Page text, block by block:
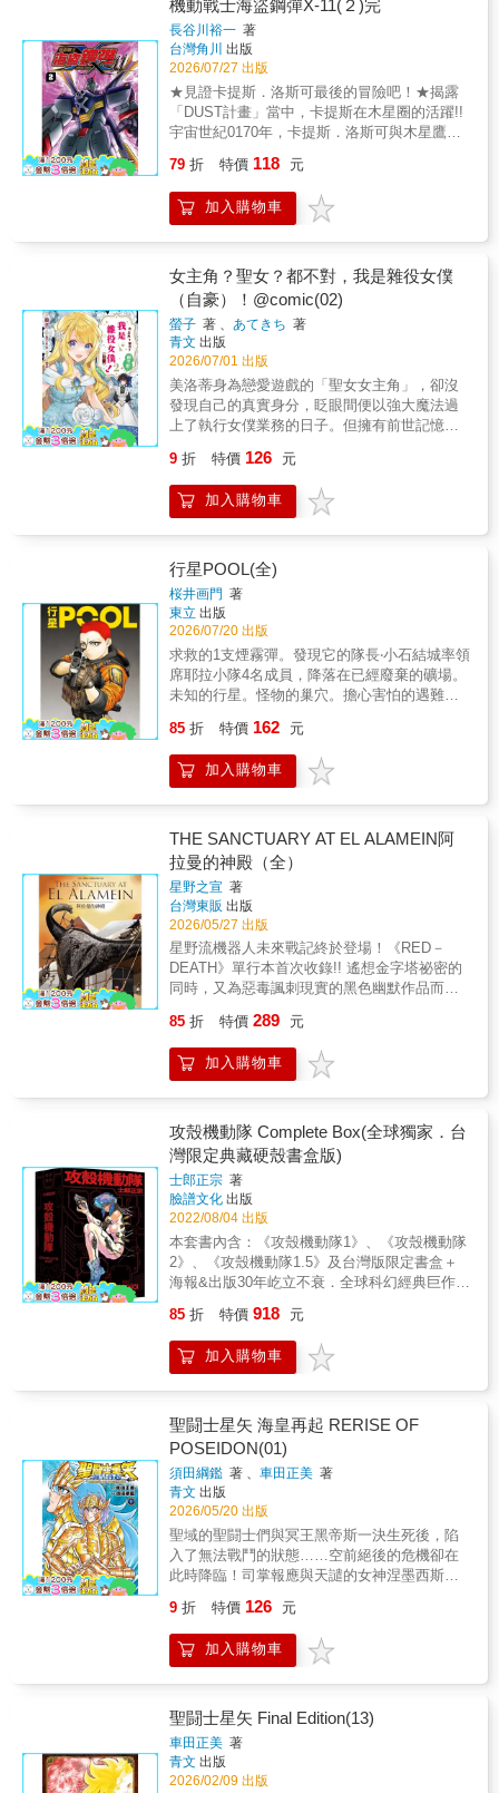
機動戰士海盜鋼彈X-11(２)完
長谷川裕一 著
台灣角川 出版
2026/07/27 出版
★見證卡提斯．洛斯可最後的冒險吧！★揭露
「DUST計畫」當中，卡提斯在木星圈的活躍!!
宇宙世紀0170年，卡提斯．洛斯可與木星鷹派
拯救世界嗎？卡提斯的「最後的冒險」在此完
結!!©Yuichi Hasegawa 2022 ©SUNRISE /
KADOKAWA CORPORATION
79 折 特價 118 元
加入購物車
女主角？聖女？都不對，我是雜役女僕
（自豪）！@comic(02)
螢子 著 、 あてきち 著
青文 出版
2026/07/01 出版
美洛蒂身為戀愛遊戲的「聖女女主角」，卻沒
發現自己的真實身分，眨眼間便以強大魔法過
上了執行女僕業務的日子。但擁有前世記憶的
瑪莉，卻是等待拯救世界的「聖女女主角」登
場等得望眼欲穿。他們能夠在貴族子女初次拋
頭露面的「春季舞會」中，發現碰巧參加的美
的女僕無雙幻想作！
9 折 特價 126 元
加入購物車
行星POOL(全)
桜井画門 著
東立 出版
2026/07/20 出版
求救的1支煙霧彈。發現它的隊長‧小石結城率領
席耶拉小隊4名成員，降落在已經廢棄的礦場。
未知的行星。怪物的巢穴。擔心害怕的遇難
85 折 特價 162 元
加入購物車
THE SANCTUARY AT EL ALAMEIN阿
拉曼的神殿（全）
星野之宣 著
台灣東販 出版
2026/05/27 出版
星野流機器人未來戰記終於登場！《RED－
DEATH》單行本首次收錄!! 遙想金字塔祕密的
同時，又為惡毒諷刺現實的黑色幽默作品而捧
二次世界大戰中，日後被評為勝負分歧點的戰
車大戰，就發生在阿拉曼。在阿拉曼發生的一
件小事，卻揭露了沉睡在埃及的沙漠地底下讓
都未曾收錄於單行本的夢幻之作、星野流機器
人未來戰記《RED－DEATH》也一併收錄！共
８篇短篇傑作集所綻放的光芒，將令人目眩神
迷！
85 折 特價 289 元
加入購物車
攻殼機動隊 Complete Box(全球獨家．台
灣限定典藏硬殼書盒版)
士郎正宗 著
臉譜文化 出版
2022/08/04 出版
本套書內含：《攻殼機動隊1》、《攻殼機動隊
2》、《攻殼機動隊1.5》及台灣版限定書盒＋
海報&出版30年屹立不衰．全球科幻經典巨作正
贈【全球獨家．台灣限定版典藏硬殼書盒+海
報】（海報尺寸29.7cm&times;42cm，共兩
款，隨機出貨）&時間是西元2029年。經歷過
有生化義肢可替換，並可生產大量機械生化
人，人類與機械心靈最後的區別在於是否擁有
「靈魂=ghost」。&在全面被通訊網路覆蓋下，
被無可計數的資訊及情報充斥著的世界，已然
邁入超高度情報化的時代，但國家、民族以及
犯罪，仍然存在於這個社會當中，甚至隨著科
技演進，處在瀕臨失控的邊緣。為了對抗這些
型態不斷複雜化的犯罪行為，全身義肢化、肉
身只剩大腦的頂尖駭客戰軍人：草薙素子少
校，與公安部部長荒卷大輔籌措設立了一支具
腦犯罪與恐怖攻擊的精銳諜報部隊，人們稱之
為「攻殼機動隊」&hellip;&hellip;&▍30年前即
精準預見近未來社會可能樣貌、影響世界發展
繫，身體的各部位、器官都有替代零件可隨時
替換，真實與虛擬世界的邊界比起現代更加模
糊，身處於這樣的社會中，我們該如何思考、
感受，甚至活著？&《攻殼機動隊》即是一部建
85 折 特價 918 元
加入購物車
聖闘士星矢 海皇再起 RERISE OF
POSEIDON(01)
須田綱鑑 著 、車田正美 著
青文 出版
2026/05/20 出版
聖域的聖闘士們與冥王黑帝斯一決生死後，陷
入了無法戰鬥的狀態……空前絕後的危機卻在
此時降臨！司掌報應與天譴的女神涅墨西斯，
的，正是統治七大洋的海皇波賽頓，還有自冥
界再次復活的七名海將軍!!在海皇波賽頓的加持
下，鱗衣展現了真正面貌!!本書特色聖域的聖闘
司掌報應與天譴的女神涅墨西斯，以及效忠她
的眾英魂士展開攻勢。聖闘士尚未歸來的大地
面臨了危機！此時挺身而出的乃是七大洋霸主
海皇波賽頓!!
9 折 特價 126 元
加入購物車
聖闘士星矢 Final Edition(13)
車田正美 著
青文 出版
2026/02/09 出版